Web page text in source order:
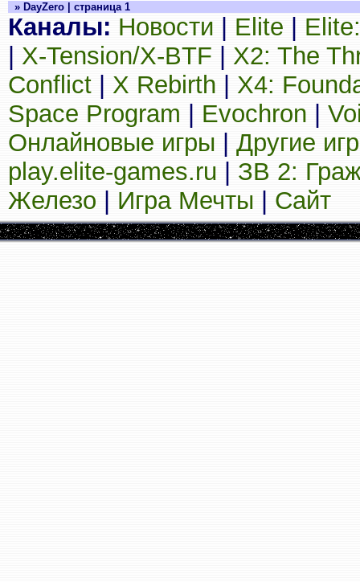
» DayZero | страница 1
Каналы: Новости Elite
X-Tension/X-BTF
X2: The
Conflict
X Rebirth
X4:
Space Program
Evochron
Онлайновые игры
Другие
play.elite-games.ru
ЗВ 2:
Железо
Игра Мечты Сайт